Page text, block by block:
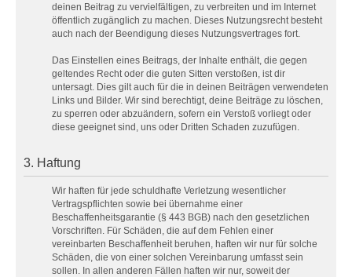
deinen Beitrag zu vervielfältigen, zu verbreiten und im Internet
öffentlich zugänglich zu machen. Dieses Nutzungsrecht besteht
auch nach der Beendigung dieses Nutzungsvertrages fort.
Das Einstellen eines Beitrags, der Inhalte enthält, die gegen
geltendes Recht oder die guten Sitten verstoßen, ist dir
untersagt. Dies gilt auch für die in deinen Beiträgen verwendeten
Links und Bilder. Wir sind berechtigt, deine Beiträge zu löschen,
zu sperren oder abzuändern, sofern ein Verstoß vorliegt oder
diese geeignet sind, uns oder Dritten Schaden zuzufügen.
3. Haftung
Wir haften für jede schuldhafte Verletzung wesentlicher
Vertragspflichten sowie bei übernahme einer
Beschaffenheitsgarantie (§ 443 BGB) nach den gesetzlichen
Vorschriften. Für Schäden, die auf dem Fehlen einer
vereinbarten Beschaffenheit beruhen, haften wir nur für solche
Schäden, die von einer solchen Vereinbarung umfasst sein
sollen. In allen anderen Fällen haften wir nur, soweit der